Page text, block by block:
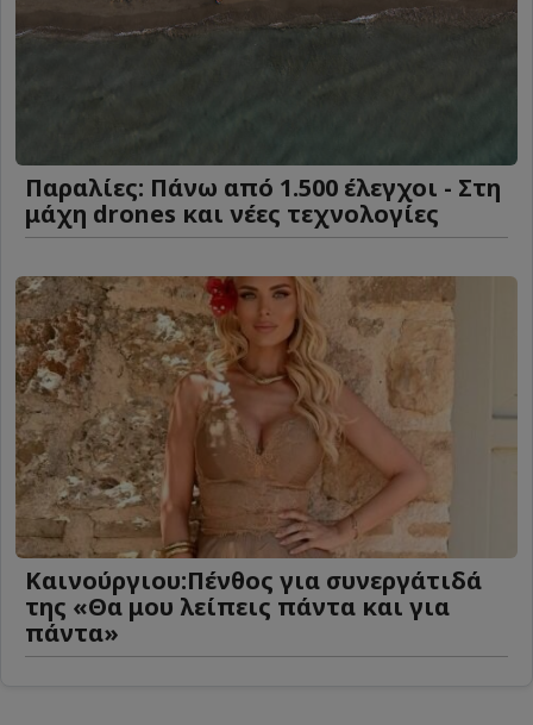
Παραλίες: Πάνω από 1.500 έλεγχοι - Στη
μάχη drones και νέες τεχνολογίες
Καινούργιου:Πένθος για συνεργάτιδά
της «Θα μου λείπεις πάντα και για
πάντα»